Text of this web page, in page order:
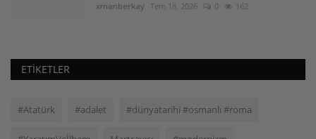
xmanberkay Tem 18, 2026 0 162
ETIKETLER
#Atatürk #adalet #dünyatarihi #osmanlı #roma